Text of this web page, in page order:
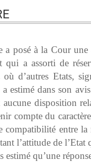
a posé à la Cour
a assorti de
d’autres Etats,
estimé dans son
disposition
compte du
compatibilité entre
l’attitude de
qu’une